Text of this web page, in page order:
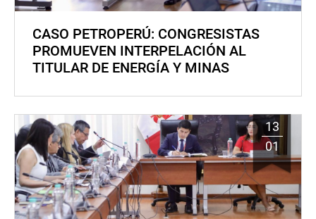
CASO PETROPERÚ: CONGRESISTAS
PROMUEVEN INTERPELACIÓN AL
TITULAR DE ENERGÍA Y MINAS
13
01